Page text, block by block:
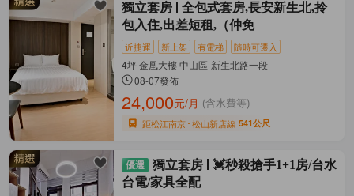
獨立套房
全包式套房,長安新生北,拎
包入住,出差短租,（仲免
近捷運 新上架 有電梯 隨時可遷入
4坪 金凰大樓 中山區-新生北路一段
08-07發佈
24,000元/月 (含水費等)
距松江南京 松山新店線 541公尺
獨立套房
💓秒殺搶手1+1房/台水
台電/家具全配